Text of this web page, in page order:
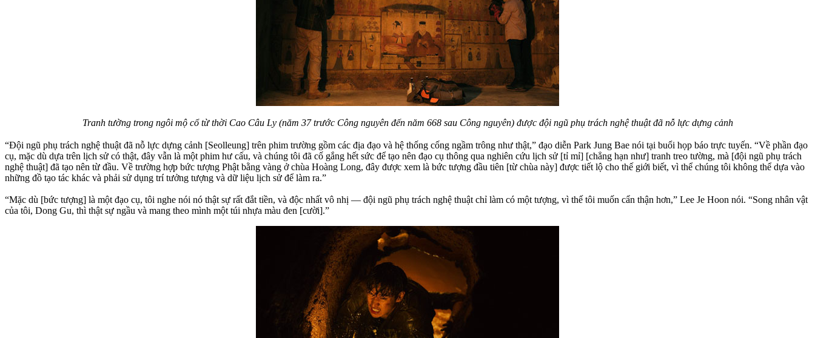
Tranh tường trong ngôi mộ cổ từ thời Cao Câu Ly (năm 37 trước Công nguyên đến năm 668 sau Công nguyên) được đội ngũ phụ trách nghệ thuật đã nỗ lực dựng cảnh
“Đội ngũ phụ trách nghệ thuật đã nỗ lực dựng cảnh [Seolleung] trên phim trường gồm các địa đạo và hệ thống cống ngầm trông như thật,” đạo diễn Park Jung Bae nói tại buổi họp báo trực tuyến. “Về phần đạo
cụ, mặc dù dựa trên lịch sử có thật, đây vẫn là một phim hư cấu, và chúng tôi đã cố gắng hết sức để tạo nên đạo cụ thông qua nghiên cứu lịch sử [tỉ mỉ] [chẳng hạn như] tranh treo tường, mà [đội ngũ phụ trách
nghệ thuật] đã tạo nên từ đầu. Về trường hợp bức tượng Phật bằng vàng ở chùa Hoàng Long, đây được xem là bức tượng đầu tiên [từ chùa này] được tiết lộ cho thế giới biết, vì thể chúng tôi không thể dựa vào
những đồ tạo tác khác và phải sử dụng trí tưởng tượng và dữ liệu lịch sử để làm ra.”
“Mặc dù [bức tượng] là một đạo cụ, tôi nghe nói nó thật sự rất đắt tiền, và độc nhất vô nhị — đội ngũ phụ trách nghệ thuật chỉ làm có một tượng, vì thế tôi muốn cẩn thận hơn,” Lee Je Hoon nói. “Song nhân vật
của tôi, Dong Gu, thì thật sự ngầu và mang theo mình một túi nhựa màu đen [cười].”